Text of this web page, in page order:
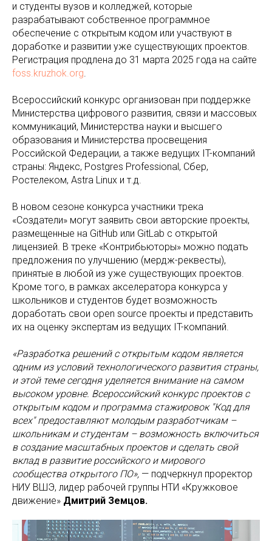
и студенты вузов и колледжей, которые
разрабатывают собственное программное
обеспечение с открытым кодом или участвуют в
доработке и развитии уже существующих проектов.
Регистрация продлена до 31 марта 2025 года на сайте
foss.kruzhok.org.
Всероссийский конкурс организован при поддержке
Министерства цифрового развития, связи и массовых
коммуникаций, Министерства науки и высшего
образования и Министерства просвещения
Российской Федерации, а также ведущих IT-компаний
страны: Яндекс, Postgres Professional, Сбер,
Ростелеком, Astra Linux и т.д.
В новом сезоне конкурса участники трека
«Создатели» могут заявить свои авторские проекты,
размещенные на GitHub или GitLab с открытой
лицензией. В треке «Контрибьюторы» можно подать
предложения по улучшению (мердж-реквесты),
принятые в любой из уже существующих проектов.
Кроме того, в рамках акселератора конкурса у
школьников и студентов будет возможность
доработать свои open source проекты и представить
их на оценку экспертам из ведущих IT-компаний.
«Разработка решений с открытым кодом является
одним из условий технологического развития страны,
и этой теме сегодня уделяется внимание на самом
высоком уровне. Всероссийский конкурс проектов с
открытым кодом и программа стажировок "Код для
всех" предоставляют молодым разработчикам –
школьникам и студентам – возможность включиться
в создание масштабных проектов и сделать свой
вклад в развитие российского и мирового
сообщества открытого ПО», — подчеркнул проректор
НИУ ВШЭ, лидер рабочей группы НТИ «Кружковое
движение» Дмитрий Земцов.